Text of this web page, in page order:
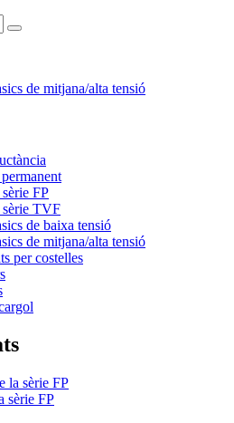
de mitjana/alta tensió
FP
TVF
de baixa tensió
de mitjana/alta tensió
per costelles
sèrie FP